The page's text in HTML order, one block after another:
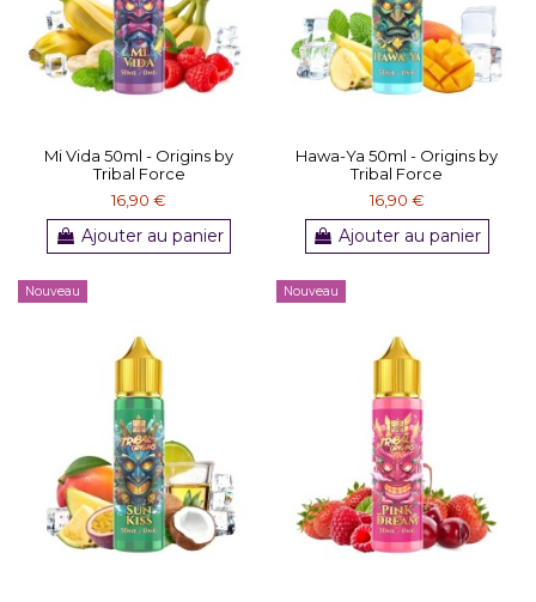
Mi Vida 50ml - Origins by
Tribal Force
16,90 €
Ajouter au panier
Hawa-Ya 50ml - Origins by
Tribal Force
16,90 €
Ajouter au panier
Nouveau Nouveau